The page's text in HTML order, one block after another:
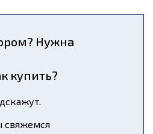
Нужна
купить?
свяжемся